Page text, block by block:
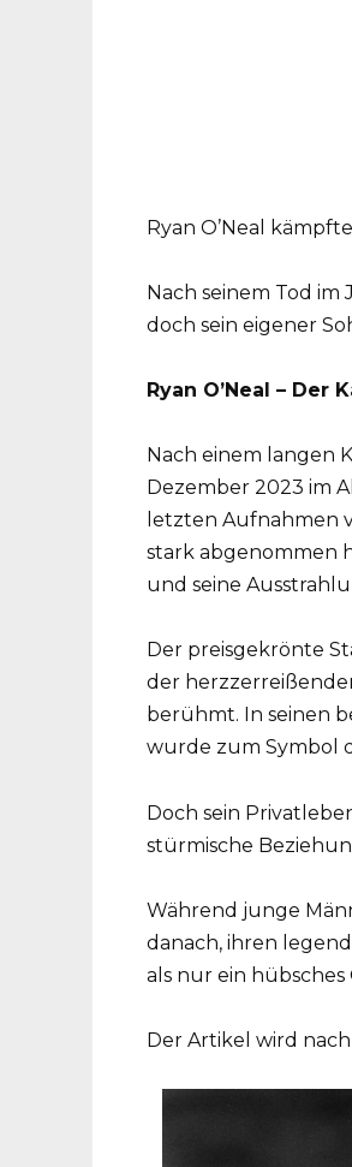
Ryan O’Neal
Nach seinem Tod
doch sein eigener
Ryan O’Neal – Der
Nach einem langen
Dezember 2023 im
letzten Aufnahmen
stark abgenommen
und seine
Der preisgekrönte
der
berühmt. In seinen
wurde zum Symbol
Doch sein
stürmische
Während junge
danach, ihren
als nur ein
Der Artikel wird